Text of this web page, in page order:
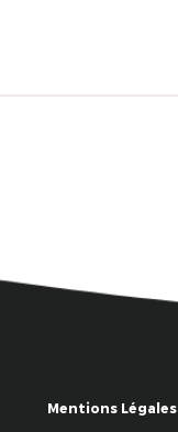
Mentions Légales